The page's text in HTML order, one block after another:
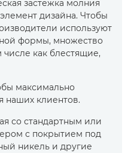
застежка молния
дизайна. Чтобы
используют
формы, множество
числе как блестящие,
максимально
наших клиентов.
со стандартным или
с покрытием под
никель и другие